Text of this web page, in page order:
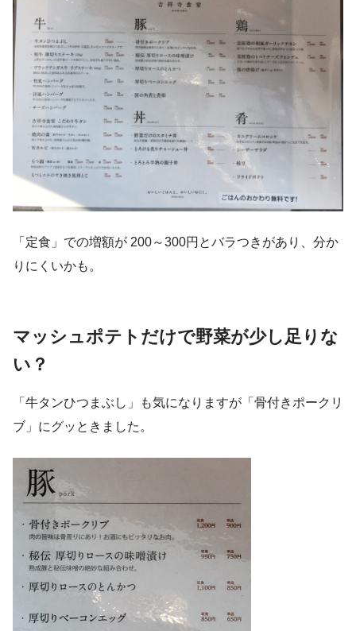
「定食」での増額が 200～300円とバラつきがあり、分か
りにくいかも。
マッシュポテトだけで野菜が少し足りな
い？
「牛タンひつまぶし」も気になりますが「骨付きポークリ
ブ」にグッときました。